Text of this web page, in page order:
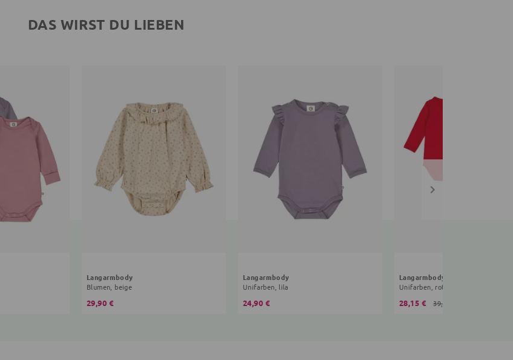
DAS WIRST DU LIEBEN
Langarmbody
Blumen, beige
29,90 €
Langarmbody
Unifarben, lila
24,90 €
Langarmbody
Unifarben, rot
28,15 € 39,90 €